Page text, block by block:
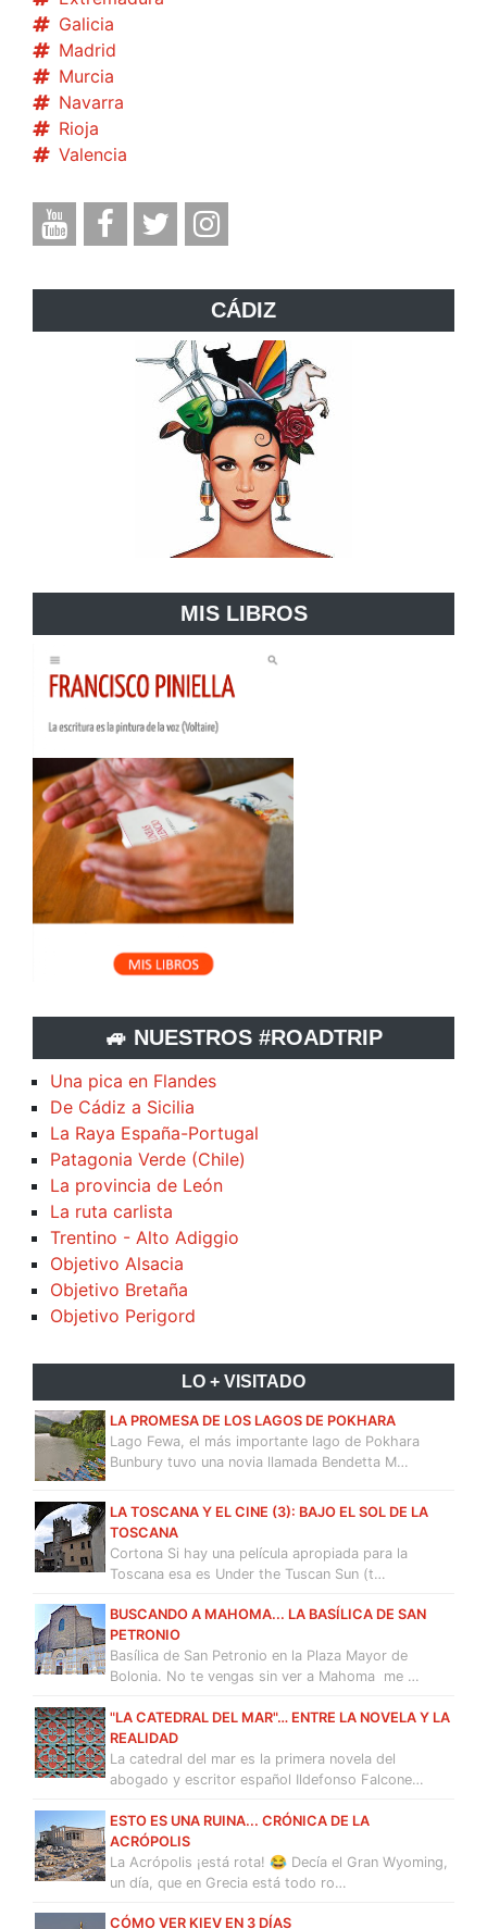
Galicia
Madrid
Murcia
Navarra
Rioja
Valencia
CÁDIZ
MIS LIBROS
🚙 NUESTROS #ROADTRIP
Una pica en Flandes
De Cádiz a Sicilia
La Raya España-Portugal
Patagonia Verde (Chile)
La provincia de León
La ruta carlista
Trentino - Alto Adiggio
Objetivo Alsacia
Objetivo Bretaña
Objetivo Perigord
LO + VISITADO
LA PROMESA DE LOS LAGOS DE POKHARA
Lago Fewa, el más importante lago de Pokhara
Bunbury tuvo una novia llamada Bendetta M…
LA TOSCANA Y EL CINE (3): BAJO EL SOL DE LA
TOSCANA
Cortona Si hay una película apropiada para la
Toscana esa es Under the Tuscan Sun (t…
BUSCANDO A MAHOMA... LA BASÍLICA DE SAN
PETRONIO
Basílica de San Petronio en la Plaza Mayor de
Bolonia. No te vengas sin ver a Mahoma me …
"LA CATEDRAL DEL MAR"… ENTRE LA NOVELA Y LA
REALIDAD
La catedral del mar es la primera novela del
abogado y escritor español Ildefonso Falcone…
ESTO ES UNA RUINA... CRÓNICA DE LA
ACRÓPOLIS
La Acrópolis ¡está rota! 😂 Decía el Gran Wyoming,
un día, que en Grecia está todo ro…
CÓMO VER KIEV EN 3 DÍAS